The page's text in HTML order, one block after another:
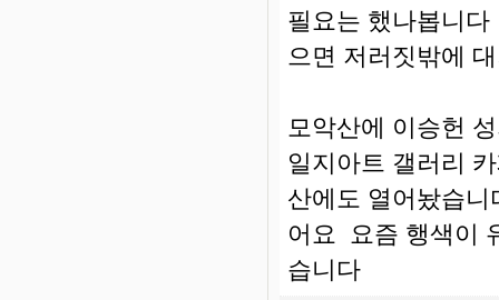
필요는 했나봅니
으면 저러짓밖에
모악산에 이승헌
일지아트 갤러리
산에도 열어놨습
어요 요즘 행색이
습니다